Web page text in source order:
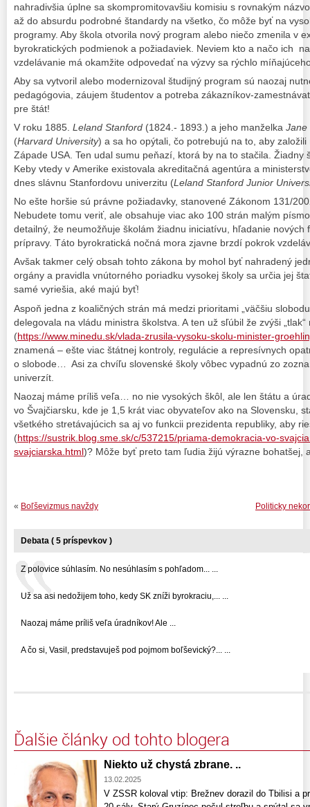
nahradivšia úplne sa skompromitovavšiu komisiu s rovnakým
až do absurdu podrobné štandardy na všetko, čo môže byť na
programy. Aby škola otvorila nový program alebo niečo zmenila v
byrokratických podmienok a požiadaviek. Neviem kto a načo ich
vzdelávanie má okamžite odpovedať na výzvy sa rýchlo
Aby sa vytvoril alebo modernizoval študijný program sú naozaj
pedagógovia, záujem študentov a potreba zákazníkov-
pre štát!
V roku 1885. Leland Stanford (1824.- 1893.) a jeho manželka Jane
(Harvard University) a sa ho opýtali, čo potrebujú na to, aby
Západe USA. Ten udal sumu peňazí, ktorá by na to stačila. Žiadny
Keby vtedy v Amerike existovala akreditačná agentúra a
dnes slávnu Stanfordovu univerzitu (Leland Stanford Junior
No ešte horšie sú právne požiadavky, stanovené Zákonom 131/
Nebudete tomu veriť, ale obsahuje viac ako 100 strán malým
detailný, že neumožňuje školám žiadnu iniciatívu, hľadanie nových
prípravy. Táto byrokratická nočná mora zjavne brzdí pokrok
Avšak takmer celý obsah tohto zákona by mohol byť nahradený
orgány a pravidla vnútorného poriadku vysokej školy sa určia jej
samé vyriešia, aké majú byť!
Aspoň jedna z koaličných strán má medzi prioritami „väčšiu
delegovala na vládu ministra školstva. A ten už sľúbil že zvýši
(https://www.minedu.sk/vlada-zrusila-vysoku-skolu-minister-
znamená – ešte viac štátnej kontroly, regulácie a represívnych
o slobode… Asi za chvíľu slovenské školy vôbec vypadnú zo
univerzít.
Naozaj máme príliš veľa… no nie vysokých škôl, ale len štátu a
vo Švajčiarsku, kde je 1,5 krát viac obyvateľov ako na Slovensku,
všetkého stretávajúcich sa aj vo funkcii prezidenta republiky, aby
(https://sustrik.blog.sme.sk/c/537215/priama-demokracia-vo-
svajciarska.html)? Môže byť preto tam ľudia žijú výrazne bohatšej,
Politicky
« Boľševizmus navždy
Debata ( 5 príspevkov )
Z polovice súhlasím. No nesúhlasím s pohľadom... ...
Už sa asi nedožijem toho, kedy SK zníži byrokraciu,... ...
Naozaj máme príliš veľa úradníkov! Ale ...
A čo si, Vasil, predstavuješ pod pojmom boľševický?... ...
Ďalšie články od tohto blogera
Niekto už chystá zbrane. ..
13.02.2025
V ZSSR koloval vtip: Brežnev dorazil do Tbilisi a